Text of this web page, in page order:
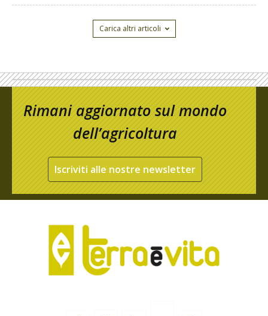
Carica altri articoli
Rimani aggiornato sul mondo
dell’agricoltura
Iscriviti alle nostre newsletter